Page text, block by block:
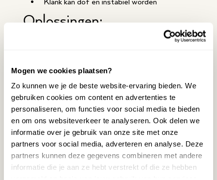
Mogen we cookies plaatsen?
Zo kunnen we je de beste website-ervaring bieden. We
gebruiken cookies om content en advertenties te
personaliseren, om functies voor social media te bieden
en om ons websiteverkeer te analyseren. Ook delen we
informatie over je gebruik van onze site met onze
partners voor social media, adverteren en analyse. Deze
partners kunnen deze gegevens combineren met andere
informatie die je aan ze hebt verstrekt of die ze hebben
Klank kan dof en instabiel worden
Oplossingen:
bij een droge
Gebruik eenpiano-ontvochtiger
klimaatsysteem
bij te veel vocht
BESTEL ONLINE
4. Laat je piano
regelmatig stemmen en